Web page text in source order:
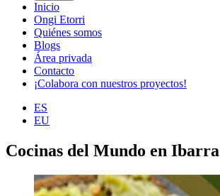
Inicio
Ongi Etorri
Quiénes somos
Blogs
Área privada
Contacto
¡Colabora con nuestros proyectos!
ES
EU
Cocinas del Mundo en Ibarra